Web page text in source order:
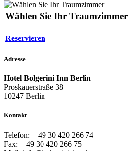
Wählen Sie Ihr Traumzimmer
Reservieren
Adresse
Hotel Bolgerini Inn Berlin
Proskauerstraße 38
10247 Berlin
Kontakt
Telefon: + 49 30 420 266 74
Fax: + 49 30 420 266 75